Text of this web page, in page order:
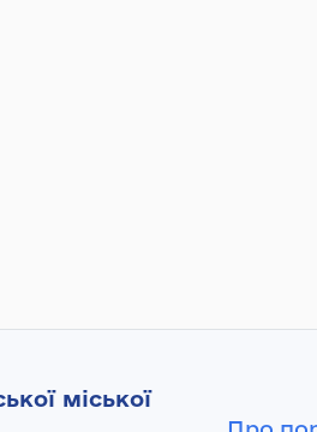
міської